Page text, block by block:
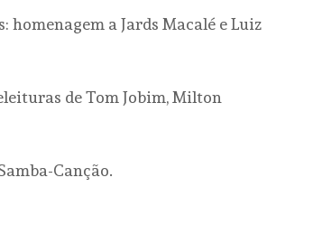
homenagem a Jards Macalé e Luiz
de Tom Jobim, Milton
Canção.